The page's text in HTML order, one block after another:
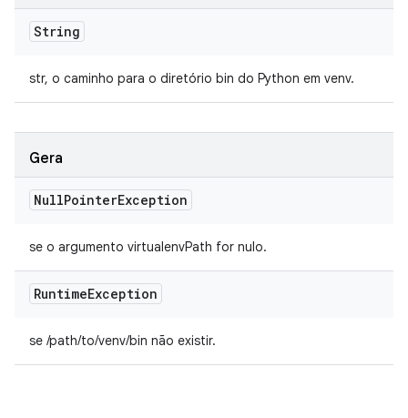
String
str, o caminho para o diretório bin do Python em venv.
Gera
NullPointerException
se o argumento virtualenvPath for nulo.
RuntimeException
se /path/to/venv/bin não existir.